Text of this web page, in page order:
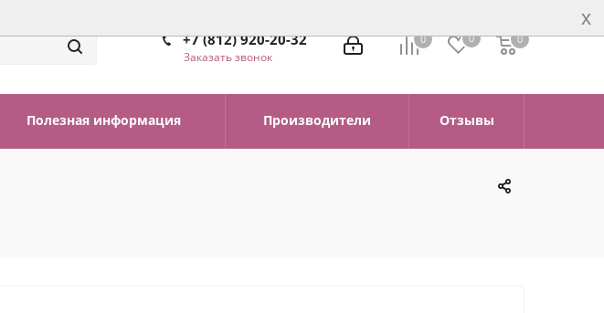
x
0 0 0
0
+7 (812) 920-20-32
Заказать звонок
Полезная информация Производители Отзывы